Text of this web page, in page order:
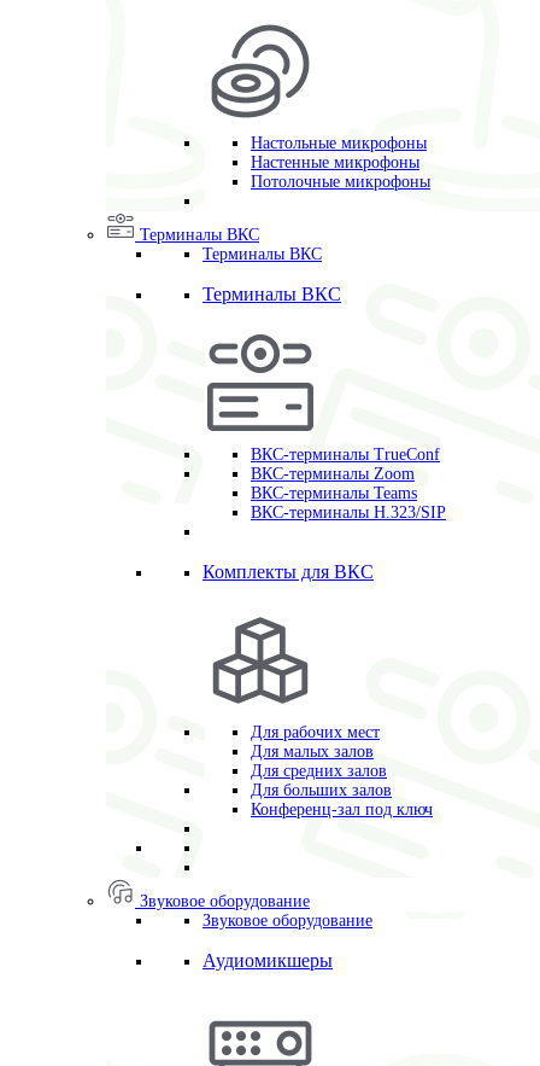
Настольные микрофоны
Настенные микрофоны
Потолочные микрофоны
Терминалы ВКС
Терминалы ВКС
Терминалы ВКС
ВКС-терминалы TrueConf
ВКС-терминалы Zoom
ВКС-терминалы Teams
ВКС-терминалы H.323/SIP
Комплекты для ВКС
Для рабочих мест
Для малых залов
Для средних залов
Для больших залов
Конференц-зал под ключ
Звуковое оборудование
Звуковое оборудование
Аудиомикшеры